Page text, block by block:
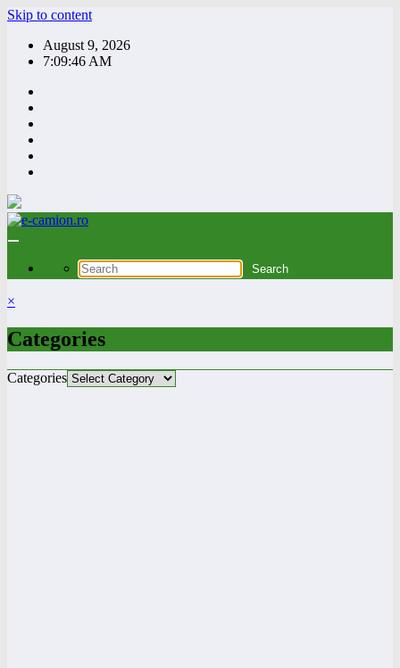
Skip to content
August 9, 2026
7:09:47 AM
×
Categories
Categories